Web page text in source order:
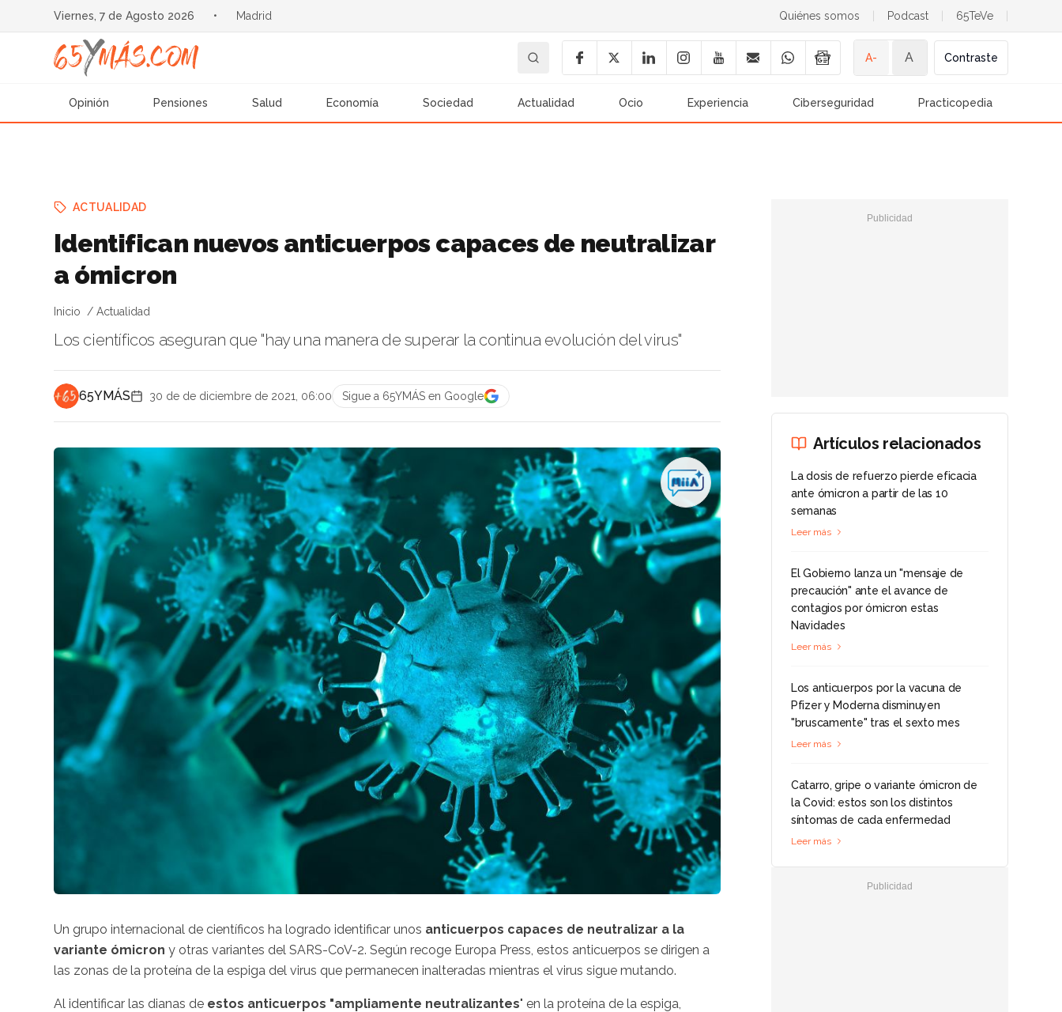
Viernes, 7 de Agosto 2026 • Madrid Quiénes somos Podcast 65TeVe
A- A Contraste
Opinión Pensiones Salud Economía Sociedad Actualidad Ocio Experiencia Ciberseguridad Practicopedia
ACTUALIDAD
Identifican nuevos anticuerpos capaces de neutralizar
a ómicron
Inicio Actualidad
Los científicos aseguran que "hay una manera de superar la continua evolución del virus"
65YMÁS 30 de de diciembre de 2021, 06:00 Sigue a 65YMÁS en Google
Un grupo internacional de científicos ha logrado identificar unos anticuerpos capaces de neutralizar a la
variante ómicron y otras variantes del SARS-CoV-2. Según recoge Europa Press, estos anticuerpos se dirigen a
las zonas de la proteína de la espiga del virus que permanecen inalteradas mientras el virus sigue mutando.
Al identificar las dianas de estos anticuerpos "ampliamente neutralizantes" en la proteína de la espiga,
Artículos relacionados
La dosis de refuerzo pierde eficacia
ante ómicron a partir de las 10
semanas
Leer más
El Gobierno lanza un "mensaje de
precaución" ante el avance de
contagios por ómicron estas
Navidades
Leer más
Los anticuerpos por la vacuna de
Pfizer y Moderna disminuyen
"bruscamente" tras el sexto mes
Leer más
Catarro, gripe o variante ómicron de
la Covid: estos son los distintos
síntomas de cada enfermedad
Leer más